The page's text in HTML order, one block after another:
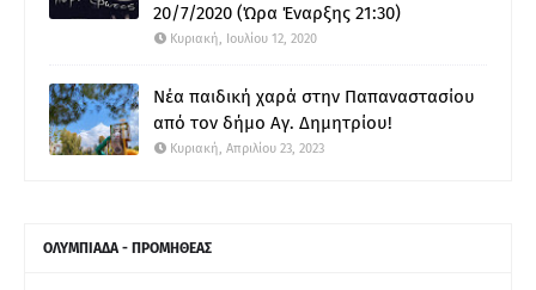
20/7/2020 (Ώρα Έναρξης 21:30)
Κυριακή, Ιουλίου 12, 2020
Νέα παιδική χαρά στην Παπαναστασίου
από τον δήμο Αγ. Δημητρίου!
Κυριακή, Απριλίου 23, 2023
ΟΛΥΜΠΙΑΔΑ - ΠΡΟΜΗΘΕΑΣ